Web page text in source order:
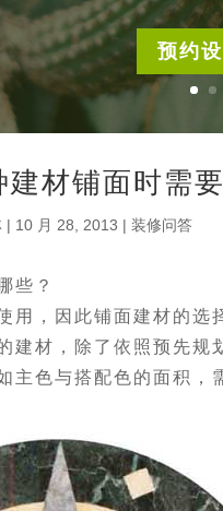
预约
材铺面时需
| 10 月 28, 2013 | 装修问答
些？
用，因此铺面建材的选
建材，除了依照预先规
主色与搭配色的面积，